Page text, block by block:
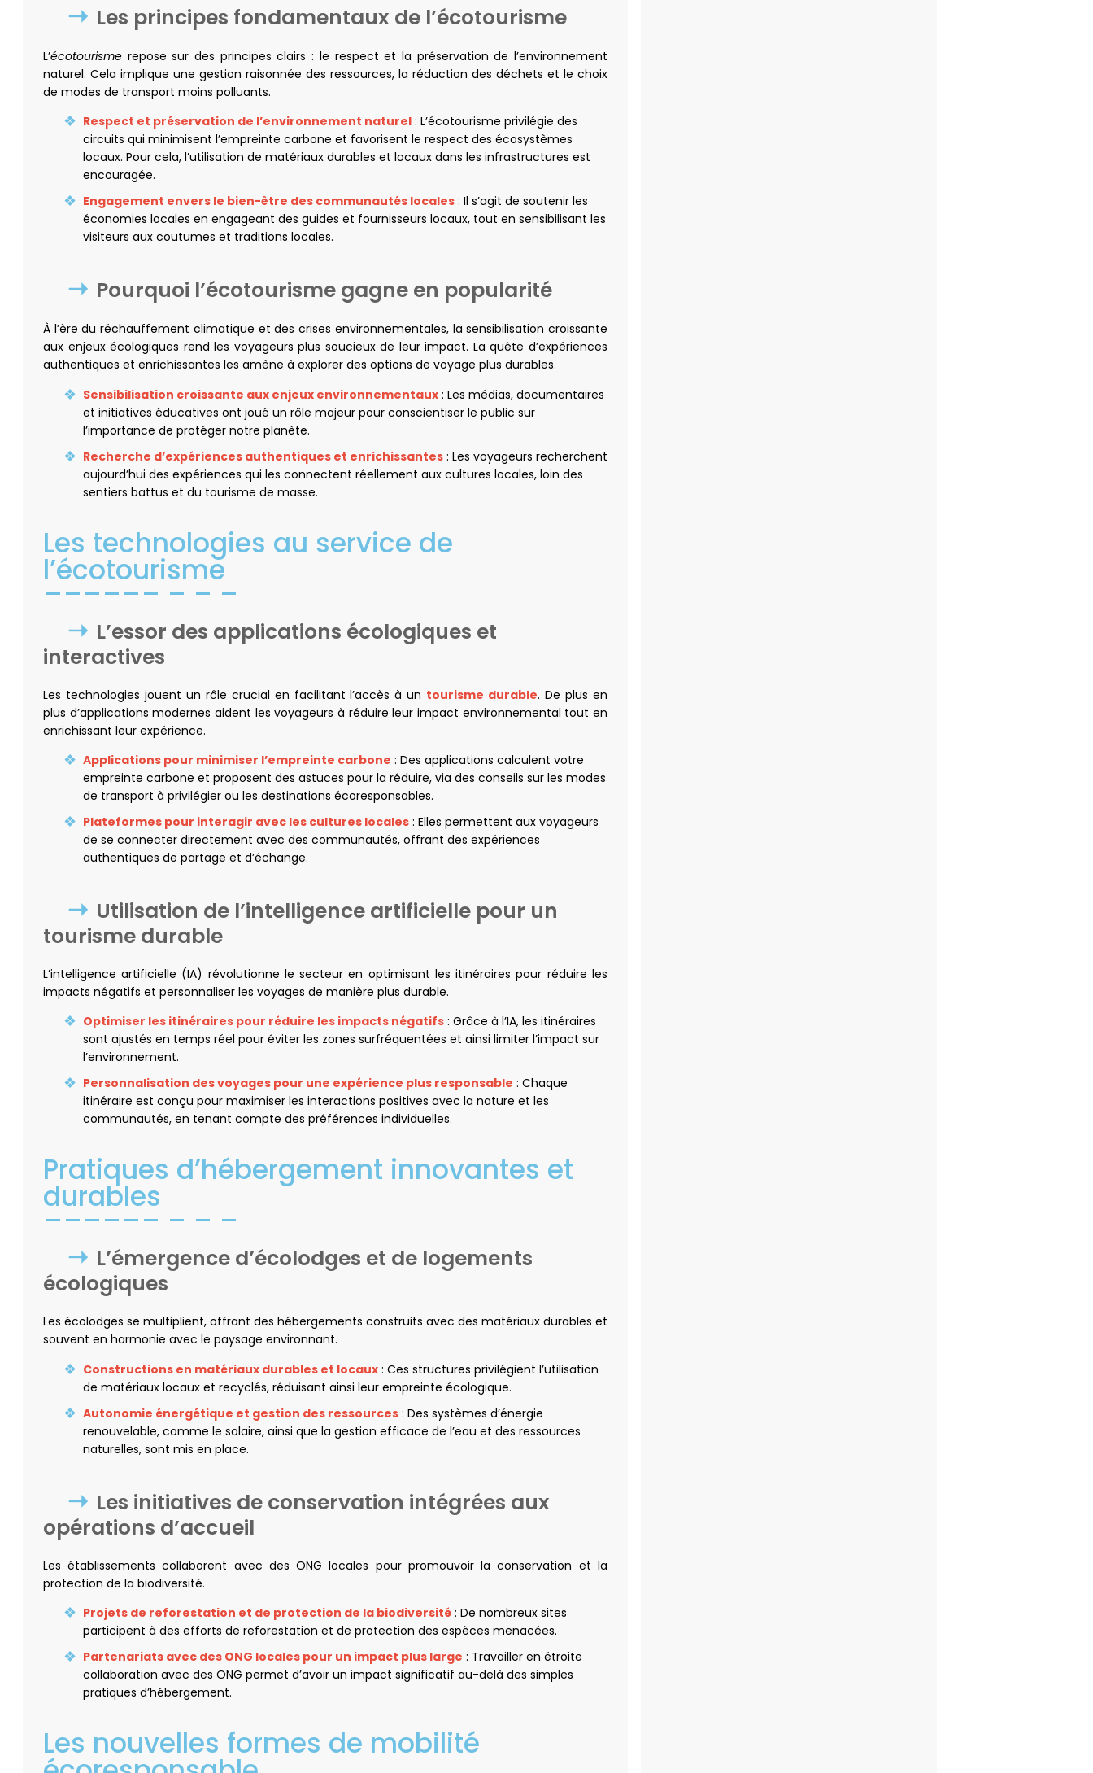
Les principes fondamentaux de l’écotourisme
L’écotourisme repose sur des principes clairs : le respect et la préservation de l’environnement
naturel. Cela implique une gestion raisonnée des ressources, la réduction des déchets et le choix
de modes de transport moins polluants.
Respect et préservation de l’environnement naturel : L’écotourisme privilégie des
circuits qui minimisent l’empreinte carbone et favorisent le respect des écosystèmes
locaux. Pour cela, l’utilisation de matériaux durables et locaux dans les infrastructures est
encouragée.
Engagement envers le bien-être des communautés locales : Il s’agit de soutenir les
économies locales en engageant des guides et fournisseurs locaux, tout en sensibilisant les
visiteurs aux coutumes et traditions locales.
Pourquoi l’écotourisme gagne en popularité
À l’ère du réchauffement climatique et des crises environnementales, la sensibilisation croissante
aux enjeux écologiques rend les voyageurs plus soucieux de leur impact. La quête d’expériences
authentiques et enrichissantes les amène à explorer des options de voyage plus durables.
Sensibilisation croissante aux enjeux environnementaux : Les médias, documentaires
et initiatives éducatives ont joué un rôle majeur pour conscientiser le public sur
l’importance de protéger notre planète.
Recherche d’expériences authentiques et enrichissantes : Les voyageurs recherchent
aujourd’hui des expériences qui les connectent réellement aux cultures locales, loin des
sentiers battus et du tourisme de masse.
Les technologies au service de
l’écotourisme
L’essor des applications écologiques et
interactives
Les technologies jouent un rôle crucial en facilitant l’accès à un tourisme durable. De plus en
plus d’applications modernes aident les voyageurs à réduire leur impact environnemental tout en
enrichissant leur expérience.
Applications pour minimiser l’empreinte carbone : Des applications calculent votre
empreinte carbone et proposent des astuces pour la réduire, via des conseils sur les modes
de transport à privilégier ou les destinations écoresponsables.
Plateformes pour interagir avec les cultures locales : Elles permettent aux voyageurs
de se connecter directement avec des communautés, offrant des expériences
authentiques de partage et d’échange.
Utilisation de l’intelligence artificielle pour un
tourisme durable
L’intelligence artificielle (IA) révolutionne le secteur en optimisant les itinéraires pour réduire les
impacts négatifs et personnaliser les voyages de manière plus durable.
Optimiser les itinéraires pour réduire les impacts négatifs : Grâce à l’IA, les itinéraires
sont ajustés en temps réel pour éviter les zones surfréquentées et ainsi limiter l’impact sur
l’environnement.
Personnalisation des voyages pour une expérience plus responsable : Chaque
itinéraire est conçu pour maximiser les interactions positives avec la nature et les
communautés, en tenant compte des préférences individuelles.
Pratiques d’hébergement innovantes et
durables
L’émergence d’écolodges et de logements
écologiques
Les écolodges se multiplient, offrant des hébergements construits avec des matériaux durables et
souvent en harmonie avec le paysage environnant.
Constructions en matériaux durables et locaux : Ces structures privilégient l’utilisation
de matériaux locaux et recyclés, réduisant ainsi leur empreinte écologique.
Autonomie énergétique et gestion des ressources : Des systèmes d’énergie
renouvelable, comme le solaire, ainsi que la gestion efficace de l’eau et des ressources
naturelles, sont mis en place.
Les initiatives de conservation intégrées aux
opérations d’accueil
Les établissements collaborent avec des ONG locales pour promouvoir la conservation et la
protection de la biodiversité.
Projets de reforestation et de protection de la biodiversité : De nombreux sites
participent à des efforts de reforestation et de protection des espèces menacées.
Partenariats avec des ONG locales pour un impact plus large : Travailler en étroite
collaboration avec des ONG permet d’avoir un impact significatif au-delà des simples
pratiques d’hébergement.
Les nouvelles formes de mobilité